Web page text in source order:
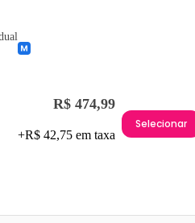
R$ 474,99
+R$ 42,75 em taxa
Selecionar